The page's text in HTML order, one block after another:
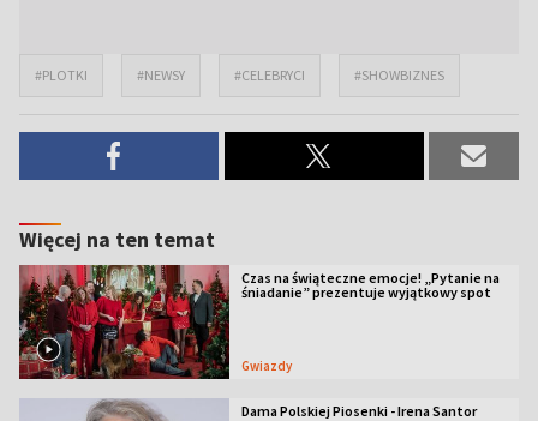
#PLOTKI #NEWSY #CELEBRYCI #SHOWBIZNES
Więcej na ten temat
Czas na świąteczne emocje! „Pytanie na
śniadanie” prezentuje wyjątkowy spot
Gwiazdy
Dama Polskiej Piosenki - Irena Santor